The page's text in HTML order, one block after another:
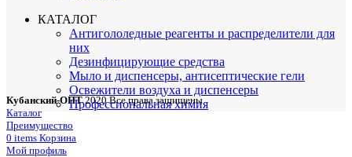
КАТАЛОГ
Антигололедные реагенты и распределители для
них
Дезинфицирующие средства
Мыло и диспенсеры, антисептические гели
Освежители воздуха и диспенсеры
Профессиональная химия
Кубанский-ОПТ 2020 Все права защищены
Каталог
Преимущество
0 items Корзина
Мой профиль